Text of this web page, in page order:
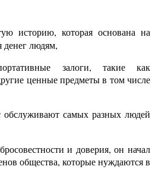
историю, которая основана на
денег людям,
залоги, такие как
ценные предметы в том числе
обслуживают самых разных людей
и доверия, он начал
общества, которые нуждаются в